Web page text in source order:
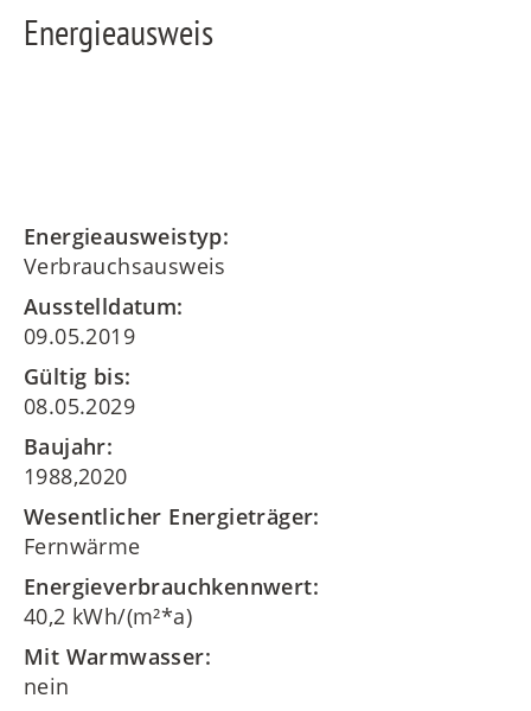
Energieausweis
Energieausweistyp:
Verbrauchsausweis
Ausstelldatum:
09.05.2019
Gültig bis:
08.05.2029
Baujahr:
1988,2020
Wesentlicher Energieträger:
Fernwärme
Energieverbrauchkennwert:
40,2 kWh/(m²*a)
Mit Warmwasser:
nein